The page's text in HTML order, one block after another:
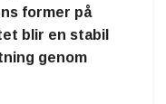
former på
blir en stabil
genom